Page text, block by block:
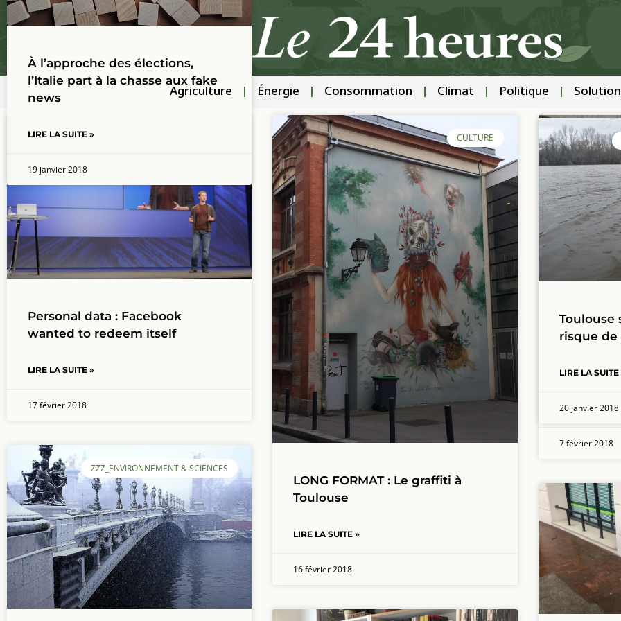
Agriculture Énergie Consommation Climat Politique Solution
Personal data : Facebook
wanted to redeem itself
LIRE LA SUITE »
17 février 2018
CULTURE
LONG FORMAT : Le graffiti à
Toulouse
LIRE LA SUITE »
16 février 2018
Lycée
laisse sa
LIRE LA SUITE »
7 février 2018
ZZZ_ENVIRONNEMENT & SCIENCES
Toulouse
risque de
LIRE LA SUITE
20 janvier 2018
À l’approche des élections,
l’Italie part à la chasse aux fake
news
LIRE LA SUITE »
19 janvier 2018